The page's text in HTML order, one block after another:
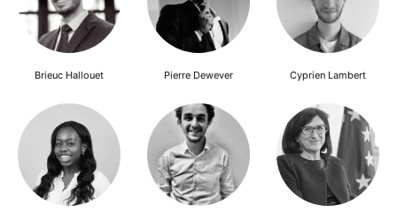
Brieuc Hallouet Pierre Dewever Cyprien Lambert